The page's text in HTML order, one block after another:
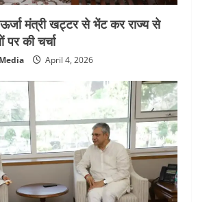
मंत्री खट्टर से भेंट कर राज्य से
पर की चर्चा
April 4, 2026